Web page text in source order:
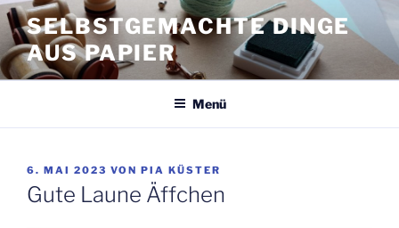
Zum
Inhalt
springen
SELBSTGEMACHTE DINGE
AUS PAPIER
Menü
VERÖFFENTLICHT
AM
6. MAI 2023 VON PIA KÜSTER
Gute Laune Äffchen